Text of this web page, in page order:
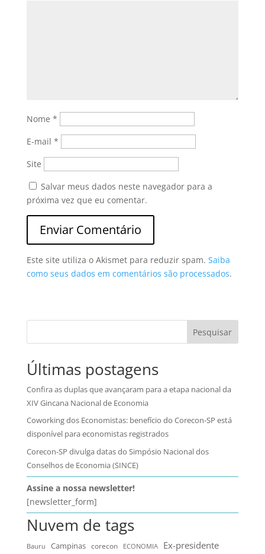
Nome *
E-mail *
Site
Salvar meus dados neste navegador para a
próxima vez que eu comentar.
Este site utiliza o Akismet para reduzir spam. Saiba
como seus dados em comentários são processados.
Pesquisar
Últimas postagens
Confira as duplas que avançaram para a etapa nacional da
XIV Gincana Nacional de Economia
Coworking dos Economistas: benefício do Corecon-SP está
disponível para economistas registrados
Corecon-SP divulga datas do Simpósio Nacional dos
Conselhos de Economia (SINCE)
Assine a nossa newsletter!
[newsletter_form]
Nuvem de tags
Bauru Campinas corecon ECONOMIA Ex-presidente